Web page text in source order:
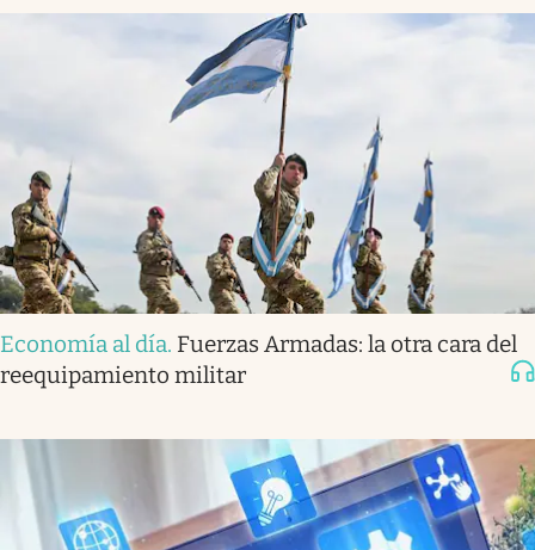
Economía al día. Fuerzas Armadas: la otra cara del
reequipamiento militar